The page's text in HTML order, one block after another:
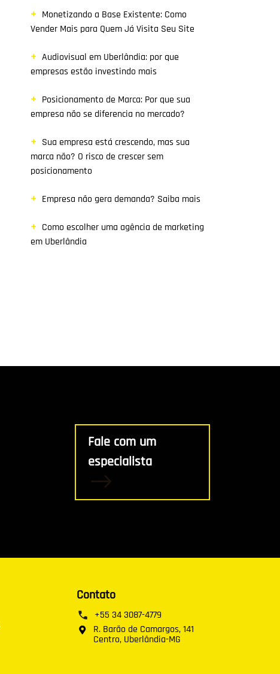
Monetizando a Base Existente: Como
Vender Mais para Quem Já Visita Seu Site
Audiovisual em Uberlândia: por que
empresas estão investindo mais
Posicionamento de Marca: Por que sua
empresa não se diferencia no mercado?
Sua empresa está crescendo, mas sua
marca não? O risco de crescer sem
posicionamento
Empresa não gera demanda? Saiba mais
Como escolher uma agência de marketing
em Uberlândia
Fale com um
especialista
Contato
+55 34 3087-4779
R. Barão de Camargos, 141
Centro, Uberlândia-MG